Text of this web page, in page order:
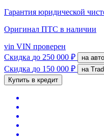
Гарантия юридической
Оригинал ПТС в наличии
vin VIN проверен
Скидка до 250 000 ₽ на
Скидка до 150 000 ₽
на
Купить в кредит